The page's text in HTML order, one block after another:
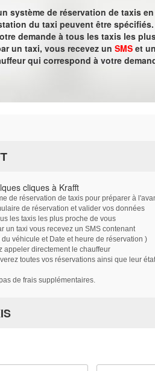
système de réservation de taxis
du taxi peuvent être spécifiés.
demande à tous les taxis les
un taxi, vous recevez un SMS et un
qui correspond à votre
cliques à Krafft
de réservation de taxis pour préparer à
de réservation et valider vos données
les taxis les plus proche de vous
taxi vous recevez un SMS contenant
véhicule et Date et heure de réservation )
directement le chauffeur
toutes vos réservations ainsi que leur
de frais supplémentaires.